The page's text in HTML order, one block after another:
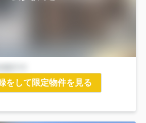
をして限定物件を見る